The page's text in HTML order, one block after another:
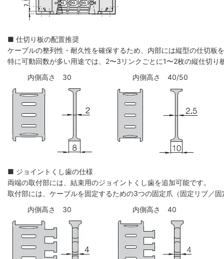
■ 仕切り板の配置推奨
ケーブルの整列性・耐久性を確保するため、内部には縦型の仕切板
特に可動回数が多い用途では、2〜3リンクごとに1〜2枚の縦仕切
内側高さ 30
内側高さ 40/50
■ ジョイントくし歯の仕様
両端の取付部には、結束用のジョイントくし歯を追加可能です。
取付部には、ケーブルを固定するための3つの固定爪（固定リブ／
内側高さ 30
内側高さ 40